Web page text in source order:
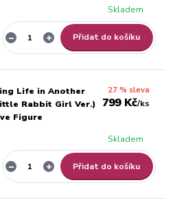
Skladem
Přidat do košíku
Life in Another
Rabbit Girl Ver.)
Figure
27 % sleva
799 Kč/ks
Skladem
Přidat do košíku